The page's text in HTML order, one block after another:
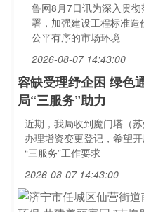
鲁网8月7日讯为深入贯
署，加强建设工程标准
公平有序的市场环境
2026-08-07 14:43:00
容缺受理纾企困 绿
局“三服务”助力
近期，我局收到魔门塔（
办理增资变更登记，希望
“三服务”工作要求
2026-08-07 14:43:00